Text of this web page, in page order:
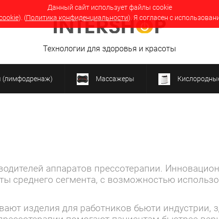
Данный сайт использует файлы cookie
). (Политика конфиденциальности). Я согласен с
Технологии для здоровья и красоты
(лимфодренаж) Массажеры
аппаратов прессотерапии.
среднего сегмента, с возможностью
изделия для работников бьюти индустрии,